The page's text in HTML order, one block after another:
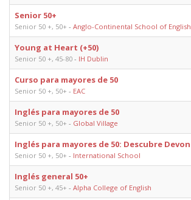
Senior 50+
Senior 50 +, 50+ - Anglo-Continental School of English
Young at Heart (+50)
Senior 50 +, 45-80 - IH Dublin
Curso para mayores de 50
Senior 50 +, 50+ - EAC
Inglés para mayores de 50
Senior 50 +, 50+ - Global Village
Inglés para mayores de 50: Descubre Devon
Senior 50 +, 50+ - International School
Inglés general 50+
Senior 50 +, 45+ - Alpha College of English